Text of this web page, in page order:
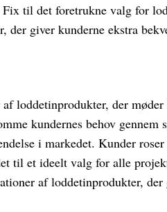
til det foretrukne valg for
giver kunderne ekstra
loddetinprodukter, der
kundernes behov gennem
i markedet. Kunder
til et ideelt valg for alle
af loddetinprodukter,